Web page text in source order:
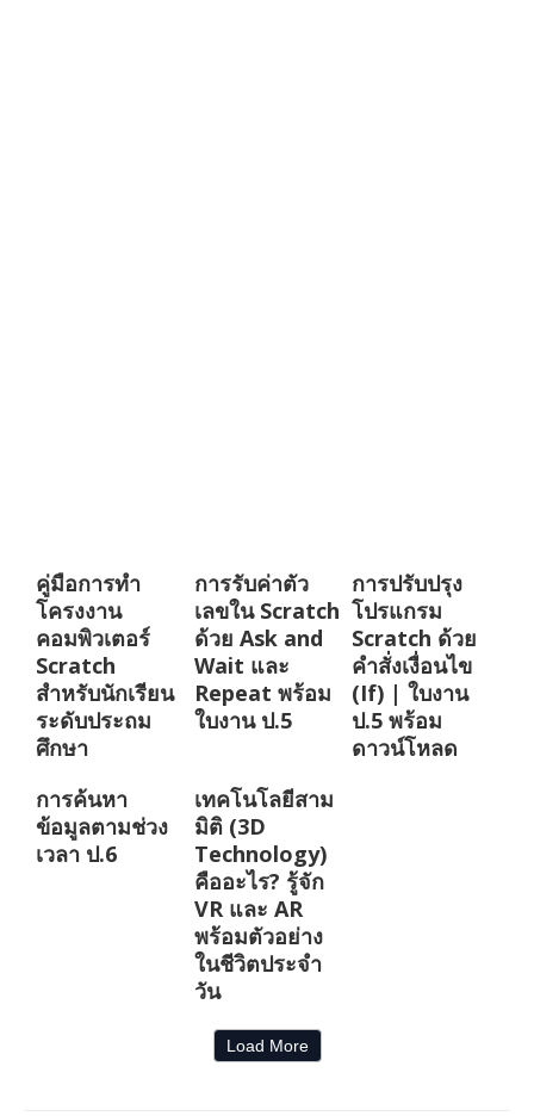
คู่มือการทำ
โครงงาน
คอมพิวเตอร์
Scratch
สำหรับนักเรียน
ระดับประถม
ศึกษา
การรับค่าตัว
เลขใน Scratch
ด้วย Ask and
Wait และ
Repeat พร้อม
ใบงาน ป.5
การปรับปรุง
โปรแกรม
Scratch ด้วย
คำสั่งเงื่อนไข
(If) | ใบงาน
ป.5 พร้อม
ดาวน์โหลด
การค้นหา
ข้อมูลตามช่วง
เวลา ป.6
เทคโนโลยีสาม
มิติ (3D
Technology)
คืออะไร? รู้จัก
VR และ AR
พร้อมตัวอย่าง
ในชีวิตประจำ
วัน
Load More